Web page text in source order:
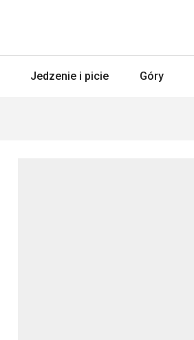
Jedzenie i picie Góry